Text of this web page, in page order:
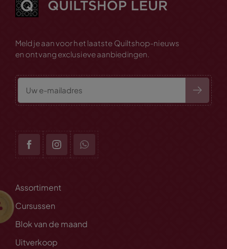
Meld je aan voor het laatste Quiltshop-nieuws
en ontvang exclusieve aanbiedingen.
Assortiment
Cursussen
Blok van de maand
Uitverkoop